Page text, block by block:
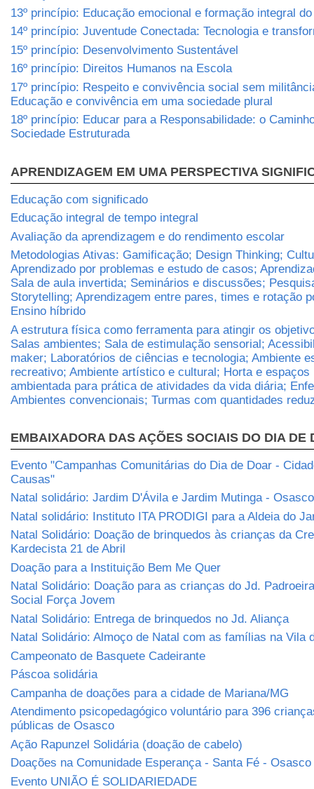
13º princípio: Educação emocional e formação integral
14º princípio: Juventude Conectada: Tecnologia e
15º princípio: Desenvolvimento Sustentável
16º princípio: Direitos Humanos na Escola
17º princípio: Respeito e convivência social sem
Educação e convivência em uma sociedade plural
18º princípio: Educar para a Responsabilidade: o
Sociedade Estruturada
APRENDIZAGEM EM UMA PERSPECTIVA
Educação com significado
Educação integral de tempo integral
Avaliação da aprendizagem e do rendimento escolar
Metodologias Ativas: Gamificação; Design Thinking;
Aprendizado por problemas e estudo de casos;
Sala de aula invertida; Seminários e discussões;
Storytelling; Aprendizagem entre pares, times e rotação
Ensino híbrido
A estrutura física como ferramenta para atingir os
Salas ambientes; Sala de estimulação sensorial;
maker; Laboratórios de ciências e tecnologia; Ambiente
recreativo; Ambiente artístico e cultural; Horta e espaços
ambientada para prática de atividades da vida diária;
Ambientes convencionais; Turmas com quantidades
EMBAIXADORA DAS AÇÕES SOCIAIS DO DIA DE
Evento "Campanhas Comunitárias do Dia de Doar -
Causas"
Natal solidário: Jardim D'Ávila e Jardim Mutinga - Osasco
Natal solidário: Instituto ITA PRODIGI para a Aldeia do
Natal Solidário: Doação de brinquedos às crianças da
Kardecista 21 de Abril
Doação para a Instituição Bem Me Quer
Natal Solidário: Doação para as crianças do Jd.
Social Força Jovem
Natal Solidário: Entrega de brinquedos no Jd. Aliança
Natal Solidário: Almoço de Natal com as famílias na Vila
Campeonato de Basquete Cadeirante
Páscoa solidária
Campanha de doações para a cidade de Mariana/MG
Atendimento psicopedagógico voluntário para 396
públicas de Osasco
Ação Rapunzel Solidária (doação de cabelo)
Doações na Comunidade Esperança - Santa Fé - Osasco
Evento UNIÃO É SOLIDARIEDADE